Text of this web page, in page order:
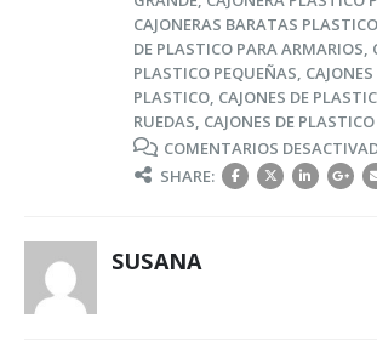
CAJONERAS BARATAS PLASTICO
DE PLASTICO PARA ARMARIOS,
PLASTICO PEQUEÑAS,
PLASTICO, CAJONES DE
RUEDAS, CAJONES DE
COMENTARIOS
SHARE:
SUSANA